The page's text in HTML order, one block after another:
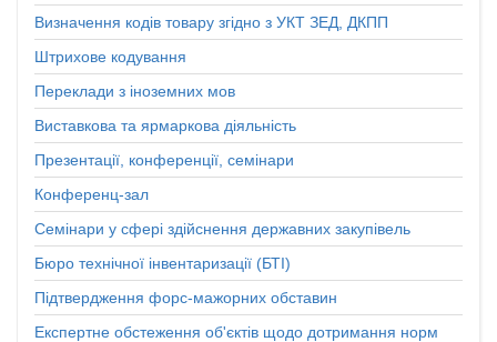
Визначення кодів товару згідно з УКТ ЗЕД, ДКПП
Штрихове кодування
Переклади з іноземних мов
Виставкова та ярмаркова діяльність
Презентації, конференції, семінари
Конференц-зал
Семінари у сфері здійснення державних закупівель
Бюро технічної інвентаризації (БТІ)
Підтвердження форс-мажорних обставин
Експертне обстеження об'єктів щодо дотримання норм